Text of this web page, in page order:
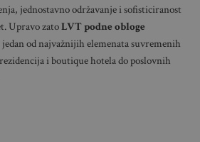
jednostavno održavanje i sofisticiranost
Upravo zatoLVTpodne obloge
od najvažnijih elemenata suvremenih
i boutique hotela do poslovnih